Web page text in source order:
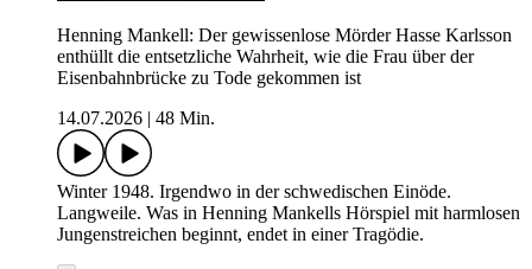
Henning Mankell: Der gewissenlose Mörder Hasse Karlsson
enthüllt die entsetzliche Wahrheit, wie die Frau über der
Eisenbahnbrücke zu Tode gekommen ist
14.07.2026
48 Min.
Winter 1948. Irgendwo in der schwedischen Einöde.
Langweile. Was in Henning Mankells Hörspiel mit harmlosen
Jungenstreichen beginnt, endet in einer Tragödie.